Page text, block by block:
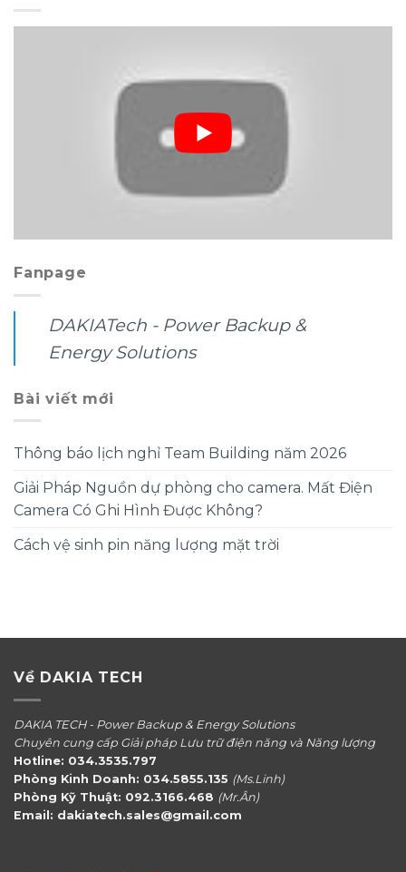
Fanpage
DAKIATech - Power Backup &
Energy Solutions
Bài viết mới
Thông báo lịch nghỉ Team Building năm 2026
Giải Pháp Nguồn dự phòng cho camera. Mất Điện
Camera Có Ghi Hình Được Không?
Cách vệ sinh pin năng lượng mặt trời
Về DAKIA TECH
DAKIA TECH - Power Backup & Energy Solutions
Chuyên cung cấp Giải pháp Lưu trữ điện năng và Năng lượng
Hotline: 034.3535.797
Phòng Kinh Doanh: 034.5855.135 (Ms.Linh)
Phòng Kỹ Thuật: 092.3166.468 (Mr.Ân)
Email: dakiatech.sales@gmail.com